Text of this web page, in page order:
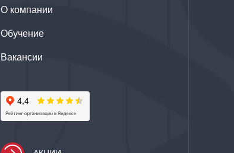
О компании
Обучение
Вакансии